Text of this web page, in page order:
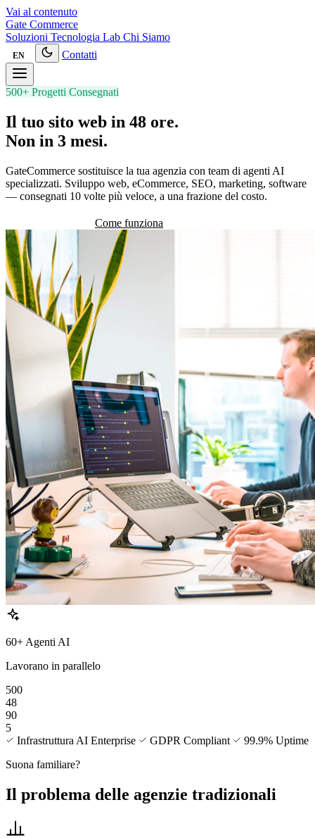
Vai al contenuto
Gate Commerce
Soluzioni Tecnologia Lab Chi Siamo
EN Contatti
500+ Progetti Consegnati
Il tuo sito web in 48 ore.
Non in 3 mesi.
GateCommerce sostituisce la tua agenzia con team di agenti AI
specializzati. Sviluppo web, eCommerce, SEO, marketing, software
— consegnati 10 volte più veloce, a una frazione del costo.
Come funziona
60+ Agenti AI
Lavorano in parallelo
500
48
90
5
Infrastruttura AI Enterprise
GDPR Compliant
99.9% Uptime
Suona familiare?
Il problema delle agenzie tradizionali